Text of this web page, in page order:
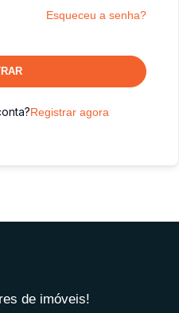
Esqueceu a senha?
Registrar agora
de imóveis!